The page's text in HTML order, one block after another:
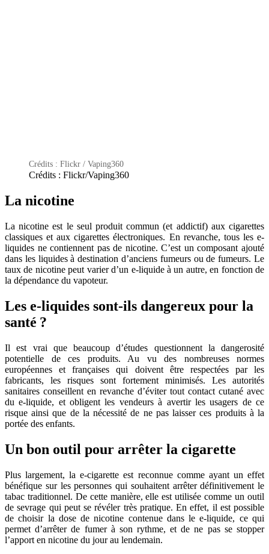
Crédits : Flickr / Vaping360
Crédits : Flickr/Vaping360
La nicotine
La nicotine est le seul produit commun (et addictif) aux cigarettes
classiques et aux cigarettes électroniques. En revanche, tous les e-
liquides ne contiennent pas de nicotine. C’est un composant ajouté
dans les liquides à destination d’anciens fumeurs ou de fumeurs. Le
taux de nicotine peut varier d’un e-liquide à un autre, en fonction de
la dépendance du vapoteur.
Les e-liquides sont-ils dangereux pour la
santé ?
Il est vrai que beaucoup d’études questionnent la dangerosité
potentielle de ces produits. Au vu des nombreuses normes
européennes et françaises qui doivent être respectées par les
fabricants, les risques sont fortement minimisés. Les autorités
sanitaires conseillent en revanche d’éviter tout contact cutané avec
du e-liquide, et obligent les vendeurs à avertir les usagers de ce
risque ainsi que de la nécessité de ne pas laisser ces produits à la
portée des enfants.
Un bon outil pour arrêter la cigarette
Plus largement, la e-cigarette est reconnue comme ayant un effet
bénéfique sur les personnes qui souhaitent arrêter définitivement le
tabac traditionnel. De cette manière, elle est utilisée comme un outil
de sevrage qui peut se révéler très pratique. En effet, il est possible
de choisir la dose de nicotine contenue dans le e-liquide, ce qui
permet d’arrêter de fumer à son rythme, et de ne pas se stopper
l’apport en nicotine du jour au lendemain.